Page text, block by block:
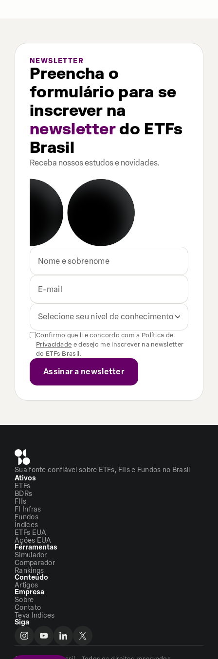
NEWSLETTER
Preencha o
formulário para se
inscrever na
newsletterdo ETFs
Brasil
Receba nossos estudos e novidades.
Selecione seu nível de conhecimento
Confirmo que li e concordo com a Política de
Privacidade e desejo me inscrever na newsletter
do ETFs Brasil.
Sua fonte confiável sobre ETFs, FIIs e Fundos no Brasil
Ativos
ETFs
BDRs
FIIs
FI Infras
Fundos
Índices
ETFs EUA
Ações EUA
Ferramentas
Simulador
Comparador
Rankings
Conteúdo
Artigos
Empresa
Sobre
Contato
Teva Indices
Siga